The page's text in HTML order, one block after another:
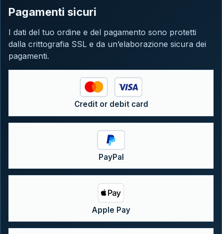
Pagamenti sicuri
I dati del tuo ordine e del pagamento sono protetti
dalla crittografia SSL e da un’elaborazione sicura dei
pagamenti.
Credit or debit card
PayPal
Apple Pay